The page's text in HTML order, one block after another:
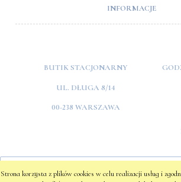
Strona korzysta z plików cookies w celu realizacji usług i
INFORMACJE
BUTIK STACJONARNY
UL. DŁUGA 8/14
00-238 WARSZAWA